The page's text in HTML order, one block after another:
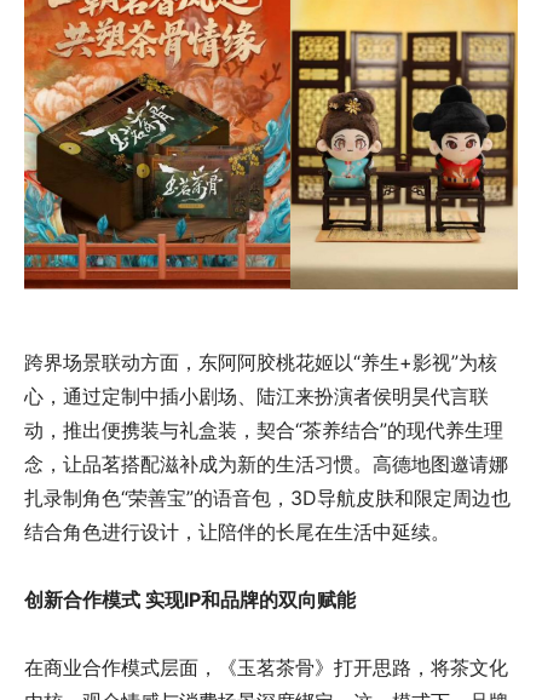
跨界场景联动方面，东阿阿胶桃花姬以“养生+影视”为核
心，通过定制中插小剧场、陆江来扮演者侯明昊代言联
动，推出便携装与礼盒装，契合“茶养结合”的现代养生理
念，让品茗搭配滋补成为新的生活习惯。高德地图邀请娜
扎录制角色“荣善宝”的语音包，3D导航皮肤和限定周边也
结合角色进行设计，让陪伴的长尾在生活中延续。
创新合作模式 实现IP和品牌的双向赋能
在商业合作模式层面，《玉茗茶骨》打开思路，将茶文化